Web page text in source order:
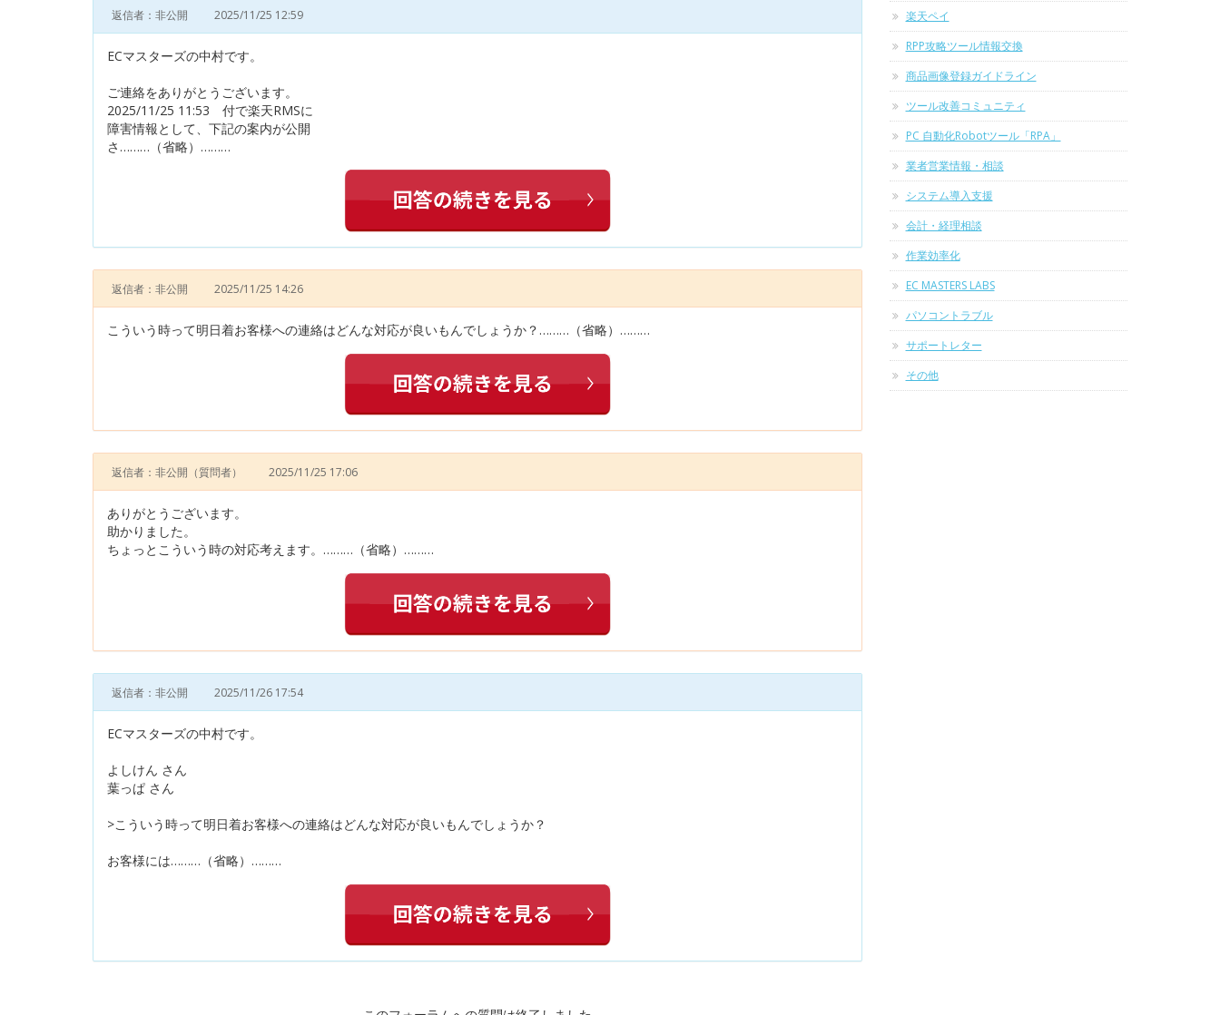
返信者：非公開 2025/11/25 12:59
ECマスターズの中村です。
ご連絡をありがとうございます。
2025/11/25 11:53 付で楽天RMSに
障害情報として、下記の案内が公開
さ………（省略）………
返信者：非公開 2025/11/25 14:26
こういう時って明日着お客様への連絡はどんな対応が良いもんでしょうか？………（省略）………
返信者：非公開 （質問者） 2025/11/25 17:06
ありがとうございます。
助かりました。
ちょっとこういう時の対応考えます。………（省略）………
返信者：非公開 2025/11/26 17:54
ECマスターズの中村です。
よしけん さん
葉っぱ さん
>こういう時って明日着お客様への連絡はどんな対応が良いもんでしょうか？
お客様には………（省略）………
楽天ペイ
RPP攻略ツール情報交換
商品画像登録ガイドライン
ツール改善コミュニティ
PC 自動化Robotツール「RPA」
業者営業情報・相談
システム導入支援
会計・経理相談
作業効率化
EC MASTERS LABS
パソコントラブル
サポートレター
その他